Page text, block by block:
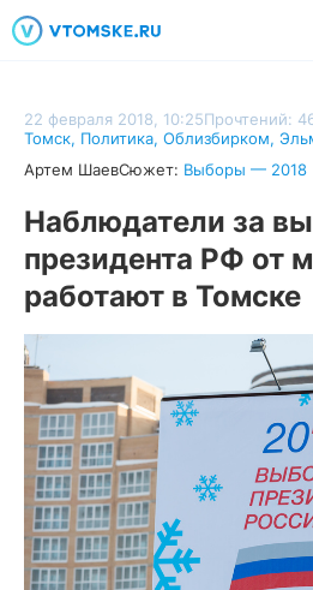
22 февраля 2018, 10:25Прочтений:
Томск, Политика, Облизбирком,
Артем ШаевСюжет: Выборы — 2018
Наблюдатели за
президента РФ от
работают в Томске